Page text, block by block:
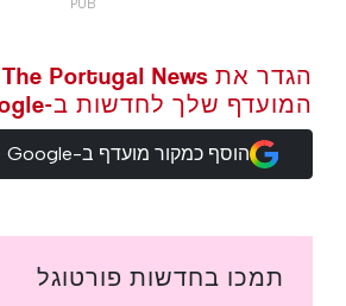
המועדף שלך לחדשות ב-Google
הוסף כמקור מועדף ב-Google
תמכו בחדשות פורטוגל